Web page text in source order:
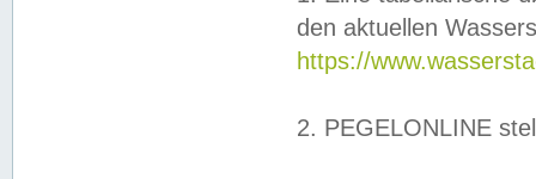
den aktuellen
https://
2. PEGELONLINE